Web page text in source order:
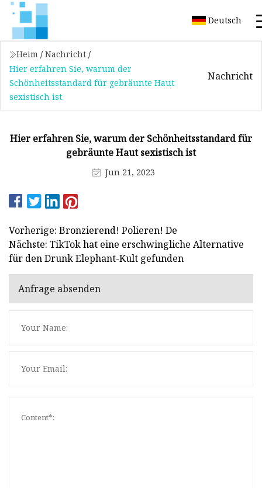
Deutsch
Heim / Nachricht /
Hier erfahren Sie, warum der
Schönheitsstandard für gebräunte Haut
sexistisch ist
Nachricht
Hier erfahren Sie, warum der Schönheitsstandard für
gebräunte Haut sexistisch ist
Jun 21, 2023
Vorherige: Bronzierend! Polieren! De
Nächste: TikTok hat eine erschwingliche Alternative
für den Drunk Elephant-Kult gefunden
Anfrage absenden